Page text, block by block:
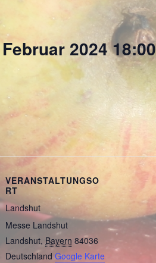
2024 18:00
VERANSTALTUNGSO
RT
Landshut
Messe Landshut
Landshut, Bayern 84036
Deutschland Google Karte